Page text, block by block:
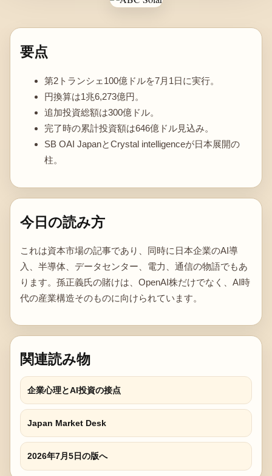
要点
第2トランシェ100億ドルを7月1日に実行。
円換算は1兆6,273億円。
追加投資総額は300億ドル。
完了時の累計投資額は646億ドル見込み。
SB OAI JapanとCrystal intelligenceが日本展開の
柱。
今日の読み方
これは資本市場の記事であり、同時に日本企業のAI導
入、半導体、データセンター、電力、通信の物語でもあ
ります。孫正義氏の賭けは、OpenAI株だけでなく、AI時
代の産業構造そのものに向けられています。
関連読み物
企業心理とAI投資の接点
Japan Market Desk
2026年7月5日の版へ